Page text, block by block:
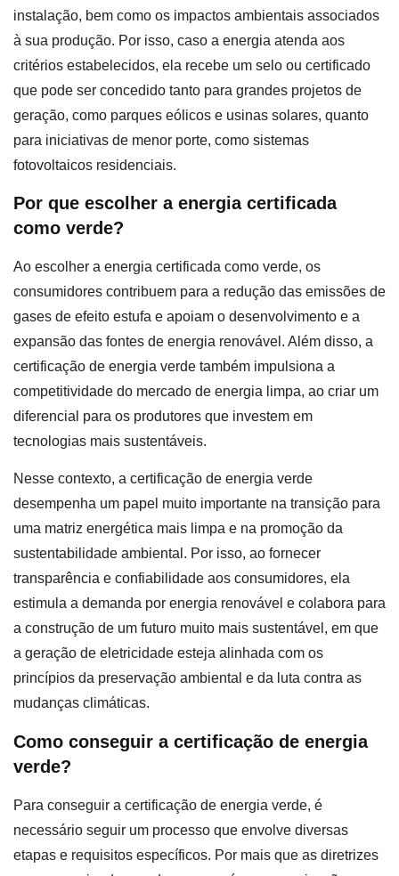
instalação, bem como os impactos ambientais associados
à sua produção. Por isso, caso a energia atenda aos
critérios estabelecidos, ela recebe um selo ou certificado
que pode ser concedido tanto para grandes projetos de
geração, como parques eólicos e usinas solares, quanto
para iniciativas de menor porte, como sistemas
fotovoltaicos residenciais.
Por que escolher a energia certificada
como verde?
Ao escolher a energia certificada como verde, os
consumidores contribuem para a redução das emissões de
gases de efeito estufa e apoiam o desenvolvimento e a
expansão das fontes de energia renovável. Além disso, a
certificação de energia verde também impulsiona a
competitividade do mercado de energia limpa, ao criar um
diferencial para os produtores que investem em
tecnologias mais sustentáveis.
Nesse contexto, a certificação de energia verde
desempenha um papel muito importante na transição para
uma matriz energética mais limpa e na promoção da
sustentabilidade ambiental. Por isso, ao fornecer
transparência e confiabilidade aos consumidores, ela
estimula a demanda por energia renovável e colabora para
a construção de um futuro muito mais sustentável, em que
a geração de eletricidade esteja alinhada com os
princípios da preservação ambiental e da luta contra as
mudanças climáticas.
Como conseguir a certificação de energia
verde?
Para conseguir a certificação de energia verde, é
necessário seguir um processo que envolve diversas
etapas e requisitos específicos. Por mais que as diretrizes